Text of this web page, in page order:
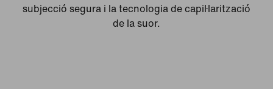
subjecció segura i la tecnologia de capil·larització
de la suor.